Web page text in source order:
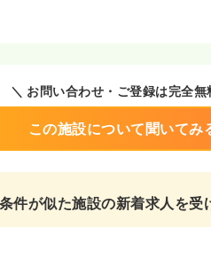
＼ お問い合わせ・ご登録は完全無
この施設について聞いてみ
条件が似た施設の新着求人を受